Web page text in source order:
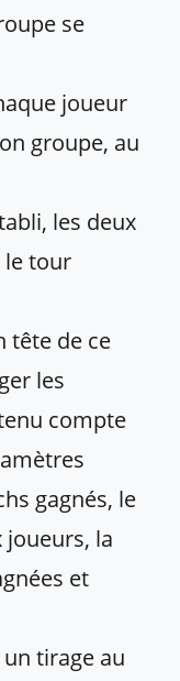
se
joueur
groupe, au
les deux
le tour
tête de ce
les
compte
gagnés, le
la
et
un tirage au